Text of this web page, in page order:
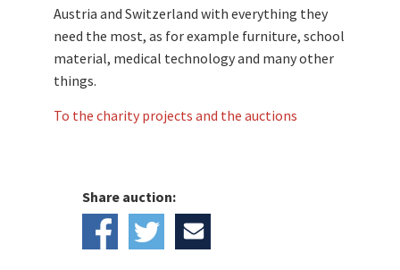
Austria and Switzerland with everything they
need the most, as for example furniture, school
material, medical technology and many other
things.
To the charity projects and the auctions
Share auction: